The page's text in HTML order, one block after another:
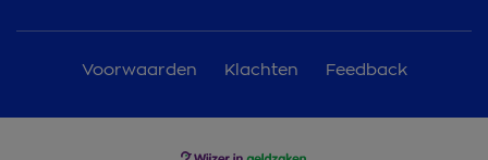
Voorwaarden Klachten Feedback